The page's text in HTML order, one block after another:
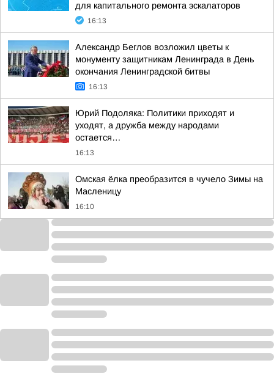
для капитального ремонта эскалаторов
16:13
Александр Беглов возложил цветы к
монументу защитникам Ленинграда в День
окончания Ленинградской битвы
16:13
Юрий Подоляка: Политики приходят и
уходят, а дружба между народами
остается…
16:13
Омская ёлка преобразится в чучело Зимы на
Масленицу
16:10